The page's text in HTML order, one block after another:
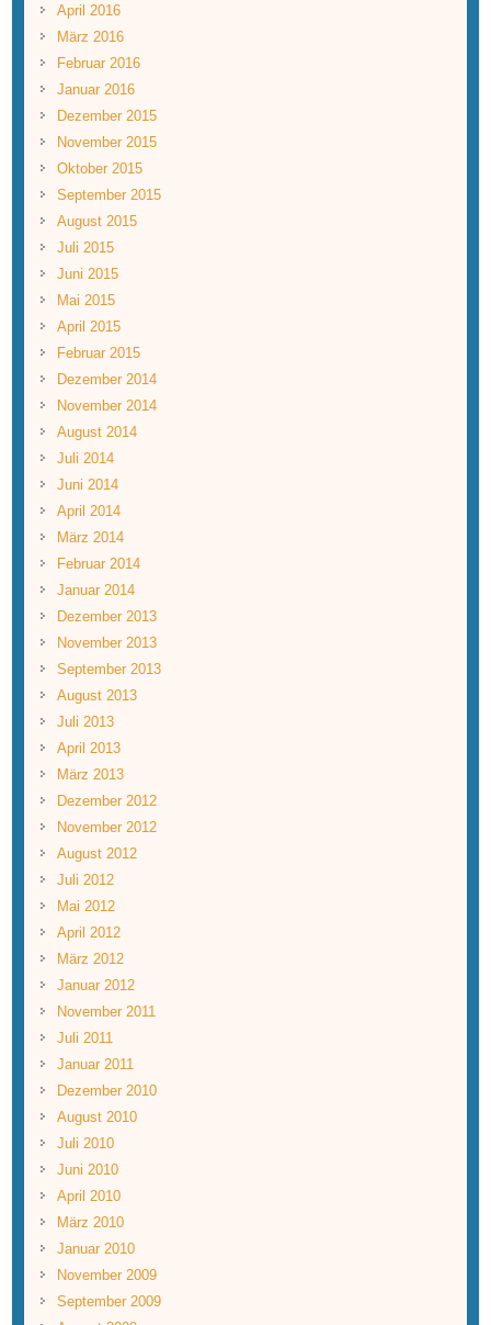
April 2016
März 2016
Februar 2016
Januar 2016
Dezember 2015
November 2015
Oktober 2015
September 2015
August 2015
Juli 2015
Juni 2015
Mai 2015
April 2015
Februar 2015
Dezember 2014
November 2014
August 2014
Juli 2014
Juni 2014
April 2014
März 2014
Februar 2014
Januar 2014
Dezember 2013
November 2013
September 2013
August 2013
Juli 2013
April 2013
März 2013
Dezember 2012
November 2012
August 2012
Juli 2012
Mai 2012
April 2012
März 2012
Januar 2012
November 2011
Juli 2011
Januar 2011
Dezember 2010
August 2010
Juli 2010
Juni 2010
April 2010
März 2010
Januar 2010
November 2009
September 2009